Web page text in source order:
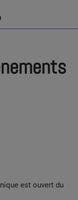
est ouvert du